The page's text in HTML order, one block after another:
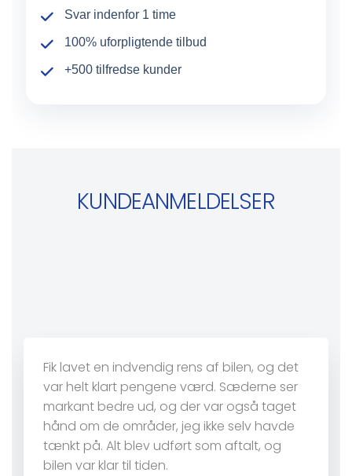
Svar indenfor 1 time
100% uforpligtende tilbud
+500 tilfredse kunder
KUNDEANMELDELSER
Fik lavet en indvendig rens af bilen, og det
var helt klart pengene værd. Sæderne ser
markant bedre ud, og der var også taget
hånd om de områder, jeg ikke selv havde
tænkt på. Alt blev udført som aftalt, og
bilen var klar til tiden.